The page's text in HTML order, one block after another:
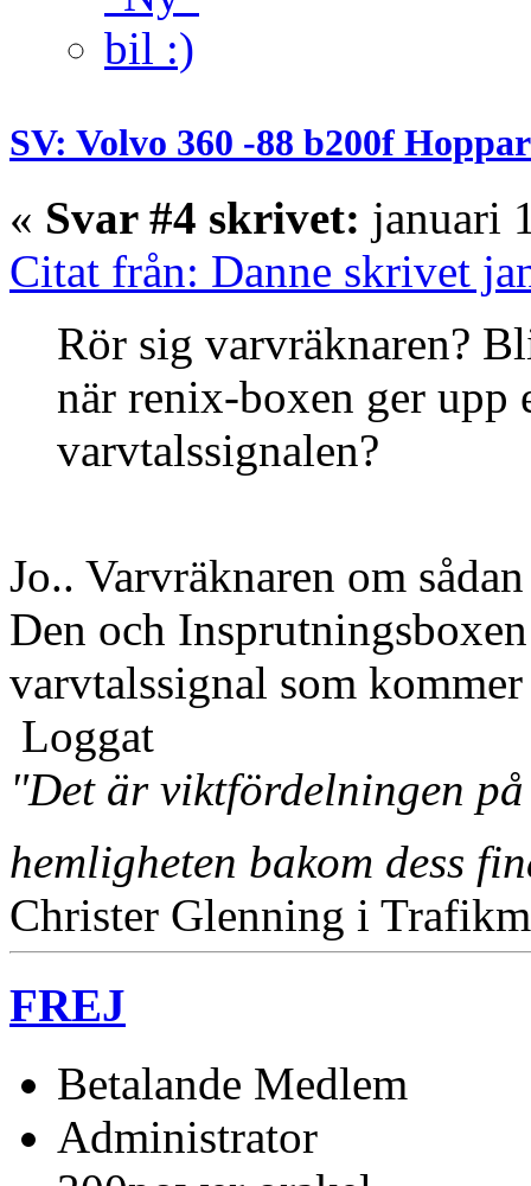
SV: Volvo 360 -88 b200f
« Svar #4 skrivet: januari
Citat från: Danne skrivet
Rör sig varvräknaren?
när renix-boxen ger upp
varvtalssignalen?
Jo.. Varvräknaren om
Den och
varvtalssignal som
Loggat
"Det är viktfördelningen
hemligheten bakom dess
Christer Glenning i
FREJ
Betalande Medlem
Administrator